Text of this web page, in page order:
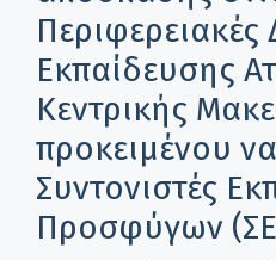
Περιφερειακές
Εκπαίδευσης
Κεντρικής
προκειμένου
Συντονιστές
Προσφύγων